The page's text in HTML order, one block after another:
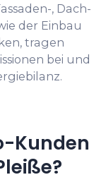
, Dach-
der Einbau
tragen
bei und
Kunden